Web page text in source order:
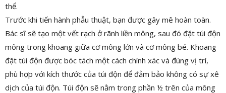
thể.
Trước khi tiến hành phẫu thuật, bạn được gây mê hoàn toàn.
Bác sĩ sẽ tạo một vết rạch ở rãnh liền mông, sau đó đặt túi độn
mông trong khoang giữa cơ mông lớn và cơ mông bé. Khoang
đặt túi độn được bóc tách một cách chính xác và đúng vị trí,
phù hợp với kích thước của túi độn để đảm bảo không có sự xê
dịch của túi độn. Túi độn sẽ nằm trong phần ½ trên của mông